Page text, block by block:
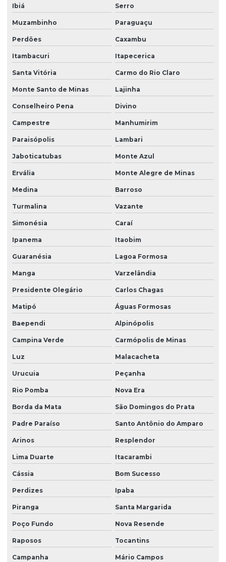
Ibiá Serro
Muzambinho Paraguaçu
Perdões Caxambu
Itambacuri Itapecerica
Santa Vitória Carmo do Rio Claro
Monte Santo de Minas Lajinha
Conselheiro Pena Divino
Campestre Manhumirim
Paraisópolis Lambari
Jaboticatubas Monte Azul
Ervália Monte Alegre de Minas
Medina Barroso
Turmalina Vazante
Simonésia Caraí
Ipanema Itaobim
Guaranésia Lagoa Formosa
Manga Varzelândia
Presidente Olegário Carlos Chagas
Matipó Águas Formosas
Baependi Alpinópolis
Campina Verde Carmópolis de Minas
Luz Malacacheta
Urucuia Peçanha
Rio Pomba Nova Era
Borda da Mata São Domingos do Prata
Padre Paraíso Santo Antônio do Amparo
Arinos Resplendor
Lima Duarte Itacarambi
Cássia Bom Sucesso
Perdizes Ipaba
Piranga Santa Margarida
Poço Fundo Nova Resende
Raposos Tocantins
Campanha Mário Campos